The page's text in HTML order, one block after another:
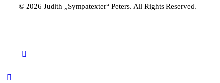
© 2026 Judith „Sympatexter“ Peters. All Rights Reserved.